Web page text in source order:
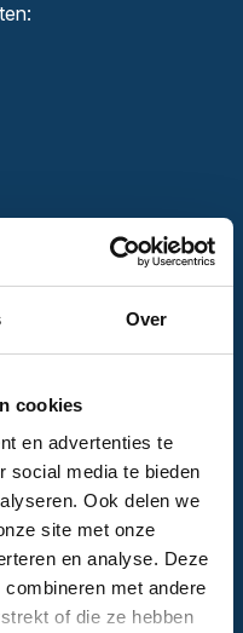
Over
cookies
en advertenties te
social media te bieden
Ook delen we
site met onze
en analyse. Deze
met andere
of die ze hebben
zijn zij vaak
in het speelveld.
beste willen zijn,
gebrek aan focus.